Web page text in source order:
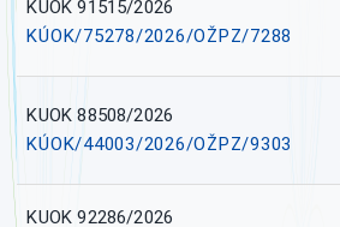
KUOK 91515/2026
KÚOK/75278/2026/OŽPZ/7288
KUOK 88508/2026
KÚOK/44003/2026/OŽPZ/9303
KUOK 92286/2026